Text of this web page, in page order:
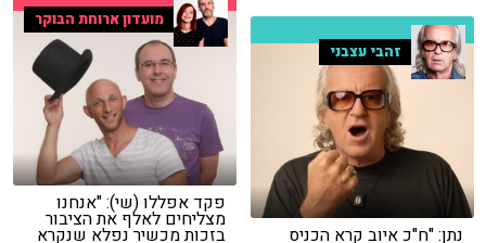
מועדון ארוחת הבוקר
פקד אפללו (שי): "אנחנו
מצליחים לאלף את הציבור
בזכות מכשיר נפלא שנקרא
זהבי עצבני
נתן: "ח"כ איוב קרא הכניס